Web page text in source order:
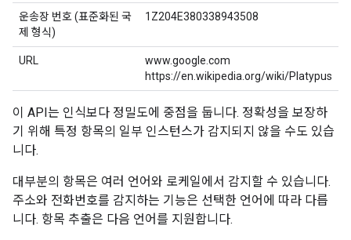
운송장 번호 (표준화된 국
제 형식)
1Z204E380338943508
URL
www.google.com
https://en.wikipedia.org/wiki/Platypus
이 API는 인식보다 정밀도에 중점을 둡니다. 정확성을 보장하
기 위해 특정 항목의 일부 인스턴스가 감지되지 않을 수도 있습
니다.
대부분의 항목은 여러 언어와 로케일에서 감지할 수 있습니다.
주소와 전화번호를 감지하는 기능은 선택한 언어에 따라 다릅
니다. 항목 추출은 다음 언어를 지원합니다.